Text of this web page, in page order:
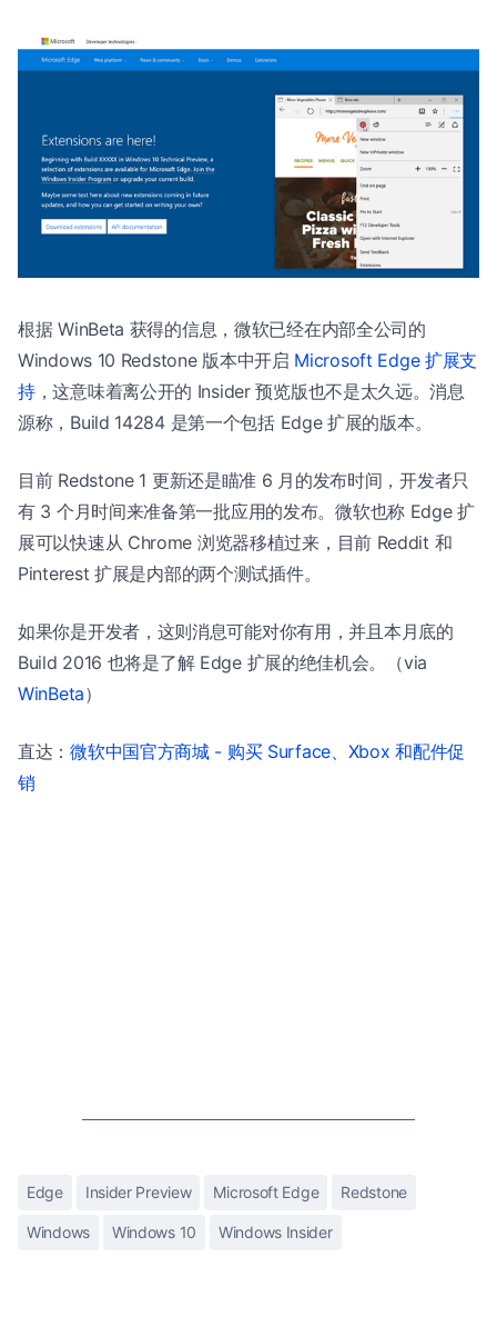
根据 WinBeta 获得的信息，微软已经在内部全公司的
Windows 10 Redstone 版本中开启 Microsoft Edge 扩展支
持，这意味着离公开的 Insider 预览版也不是太久远。消息
源称，Build 14284 是第一个包括 Edge 扩展的版本。
目前 Redstone 1 更新还是瞄准 6 月的发布时间，开发者只
有 3 个月时间来准备第一批应用的发布。微软也称 Edge 扩
展可以快速从 Chrome 浏览器移植过来，目前 Reddit 和
Pinterest 扩展是内部的两个测试插件。
如果你是开发者，这则消息可能对你有用，并且本月底的
Build 2016 也将是了解 Edge 扩展的绝佳机会。（via
WinBeta）
直达：微软中国官方商城 - 购买 Surface、Xbox 和配件促
销
Edge Insider Preview Microsoft Edge Redstone
Windows Windows 10 Windows Insider